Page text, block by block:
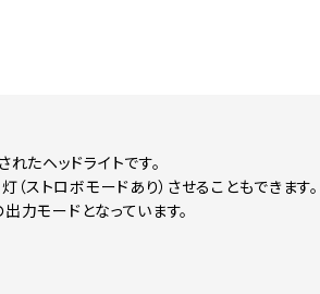
たヘッドライトです。
ストロボモードあり）させることもできます。
力モードとなっています。